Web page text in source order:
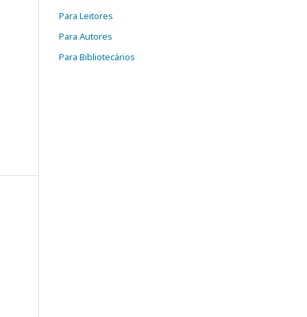
Para Leitores
Para Autores
Para Bibliotecários